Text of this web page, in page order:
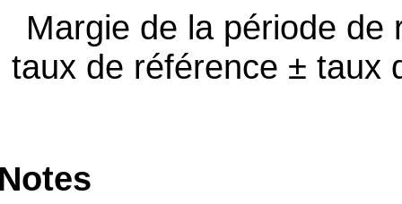
Margie de la période
taux de référence ± taux